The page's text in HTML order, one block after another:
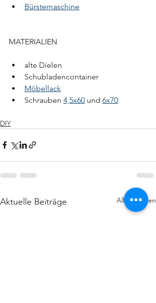
Bürstemaschine
MATERIALIEN
alte Dielen
Schubladencontainer
Möbellack
Schrauben 4,5x60 und 6x70
DIY
Aktuelle Beiträge Alle ansehen